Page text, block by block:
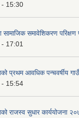
15:30
समावेशिकरण परिक्षण
17:01
प्रथम आवधिक पन्चवर्षीय
15:54
राजस्व सुधार कार्ययोजना